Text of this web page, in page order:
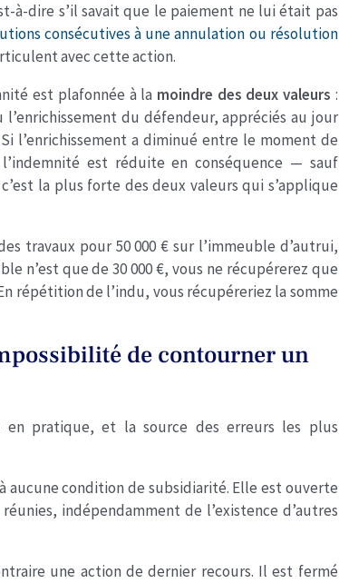
à-dire s’il savait que le paiement ne lui était pas
consécutives à une annulation ou résolution
avec cette action.
est plafonnée à la moindre des deux valeurs :
du défendeur, appréciés au jour
l’enrichissement a diminué entre le moment de
est réduite en conséquence — sauf
la plus forte des deux valeurs qui s’applique
travaux pour 50 000 € sur l’immeuble d’autrui,
n’est que de 30 000 €, vous ne récupérerez que
répétition de l’indu, vous récupéreriez la somme
de contourner un
en pratique, et la source des erreurs les plus
aucune condition de subsidiarité. Elle est ouverte
indépendamment de l’existence d’autres
une action de dernier recours. Il est fermé